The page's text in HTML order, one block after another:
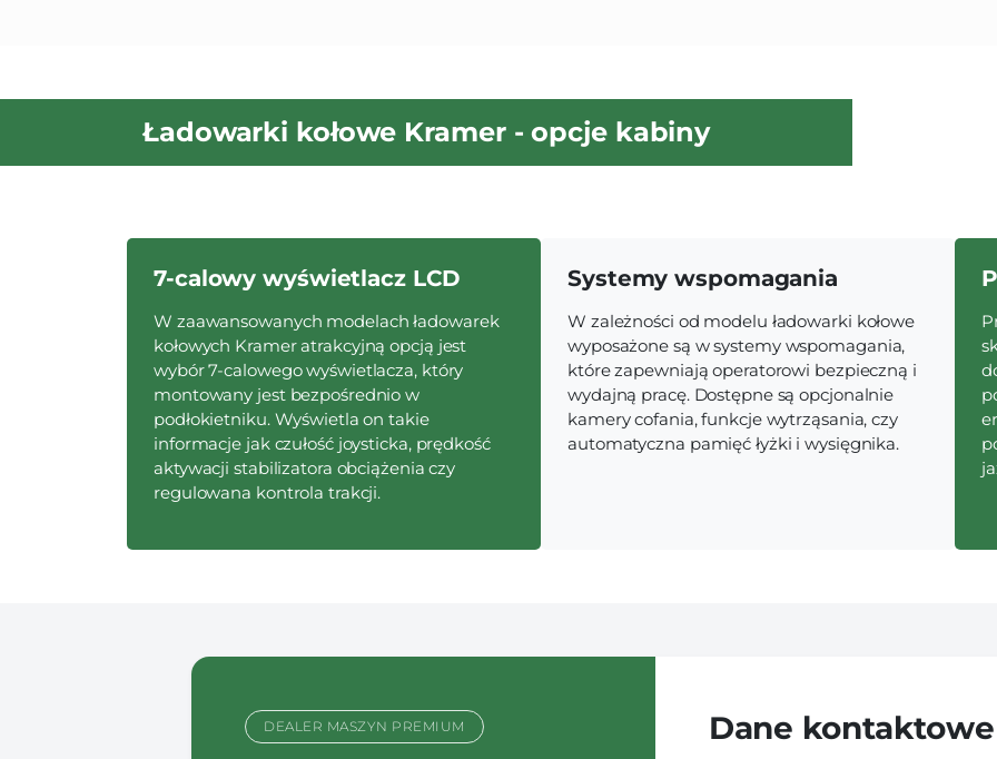
Ładowarki kołowe Kramer - opcje kabiny
7-calowy wyświetlacz LCD
W zaawansowanych modelach ładowarek
kołowych Kramer atrakcyjną opcją jest
wybór 7-calowego wyświetlacza, który
montowany jest bezpośrednio w
podłokietniku. Wyświetla on takie
informacje jak czułość joysticka, prędkość
aktywacji stabilizatora obciążenia czy
regulowana kontrola trakcji.
Systemy wspomagania
W zależności od modelu ładowarki kołowe
wyposażone są w systemy wspomagania,
które zapewniają operatorowi bezpieczną i
wydajną pracę. Dostępne są opcjonalnie
kamery cofania, funkcje wytrząsania, czy
automatyczna pamięć łyżki i wysięgnika.
DEALER MASZYN PREMIUM Dane kontaktowe